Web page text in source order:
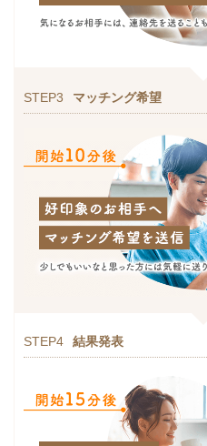
STEP3 マッチング希望
STEP4 結果発表